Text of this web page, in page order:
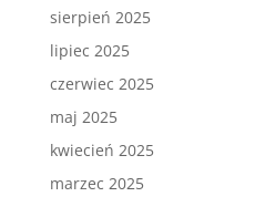
sierpień 2025
lipiec 2025
czerwiec 2025
maj 2025
kwiecień 2025
marzec 2025